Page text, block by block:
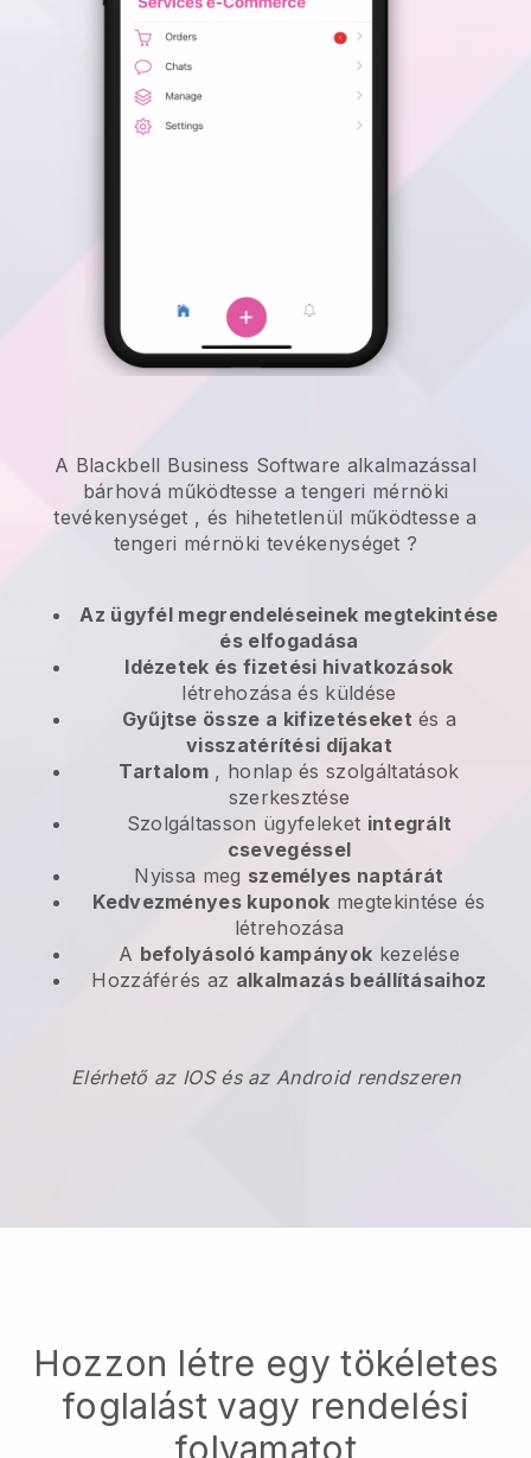
A Blackbell Business Software alkalmazással
bárhová működtesse a tengeri mérnöki
tevékenységet , és hihetetlenül működtesse a
tengeri mérnöki tevékenységet ?
Az ügyfél megrendeléseinek megtekintése
és elfogadása
Idézetek és fizetési hivatkozások
létrehozása és küldése
Gyűjtse össze a kifizetéseket és a
visszatérítési díjakat
Tartalom, honlap és szolgáltatások
szerkesztése
Szolgáltasson ügyfeleket integrált
csevegéssel
Nyissa meg személyes naptárát
Kedvezményes kuponok megtekintése és
létrehozása
A befolyásoló kampányok kezelése
Hozzáférés az alkalmazás beállításaihoz
Elérhető az IOS és az Android rendszeren
Hozzon létre egy tökéletes
foglalást vagy rendelési
folyamatot